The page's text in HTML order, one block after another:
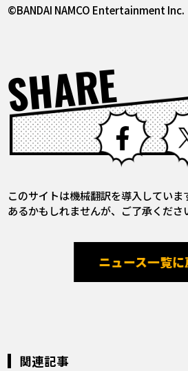
©BANDAI NAMCO Entertainment Inc.
SHARE
このサイトは機械翻訳を導入してい
あるかもしれませんが、ご了承くださ
ニュース一覧に
関連記事